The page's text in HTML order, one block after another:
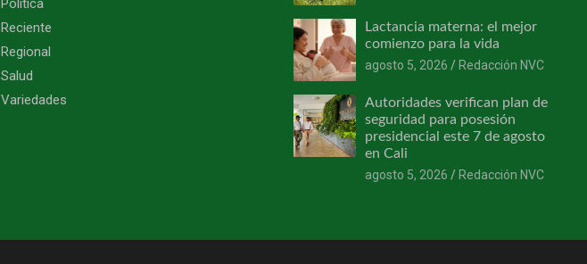
Política
Reciente
Regional
Salud
Variedades
Lactancia materna: el mejor
comienzo para la vida
agosto 5, 2026
Redacción NVC
Autoridades verifican plan de
seguridad para posesión
presidencial este 7 de agosto
en Cali
agosto 5, 2026
Redacción NVC